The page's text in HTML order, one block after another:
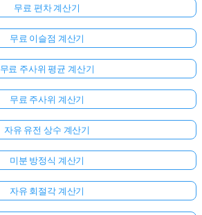
무료 편차 계산기
무료 이슬점 계산기
무료 주사위 평균 계산기
무료 주사위 계산기
자유 유전 상수 계산기
미분 방정식 계산기
자유 회절각 계산기